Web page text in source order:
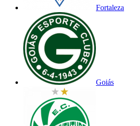
Fortaleza
Goiás